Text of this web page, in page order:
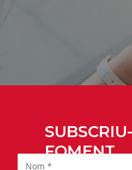
FOMENT